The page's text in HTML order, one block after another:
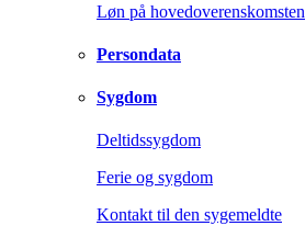
Løn på hovedoverenskomsten
Persondata
Sygdom
Deltidssygdom
Ferie og sygdom
Kontakt til den sygemeldte